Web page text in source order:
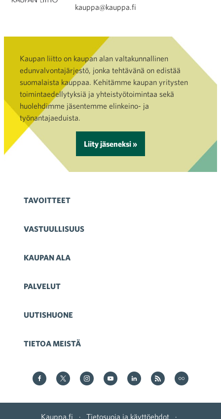
kauppa@kauppa.fi
Kaupan liitto on kaupan alan valtakunnallinen
edunvalvontajärjestö, jonka tehtävänä on edistää
suomalaista kauppaa. Kehitämme kaupan yritysten
toimintaedellytyksiä ja yhteistyötoimintaa sekä
huolehdimme jäsentemme elinkeino- ja
työnantajaeduista.
Liity jäseneksi »
TAVOITTEET
VASTUULLISUUS
KAUPAN ALA
PALVELUT
UUTISHUONE
TIETOA MEISTÄ
Kauppa Facebookissa
Kauppa Twitterissä
Kauppa on Instagram
Kauppa YouTubesssa
Kauppa LinkedInissä
Kauppa on RSS
Kauppa.fi · Tietosuoja ja käyttöehdot ·